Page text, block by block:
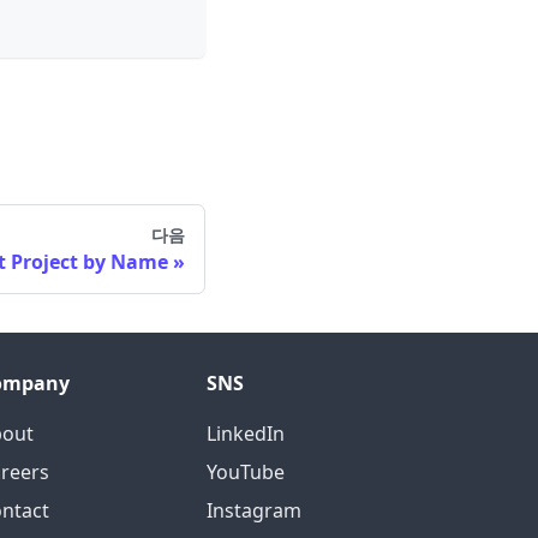
다음
Project by Name
SNS
LinkedIn
YouTube
Instagram